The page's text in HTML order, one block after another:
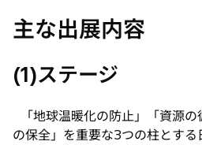
主な出展内容
(1)ステージ
「地球温暖化の防止」「資源
の保全」を重要な3つの柱とす